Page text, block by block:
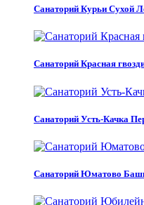
Санаторий Курьи Сухой
Санаторий Красная
Санаторий Усть-Качка
Санаторий Юматово